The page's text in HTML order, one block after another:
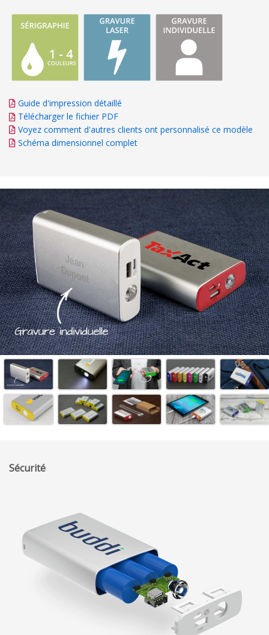
Guide d'impression détaillé
Télécharger le fichier PDF
Voyez comment d'autres clients ont personnalisé ce modèle
Schéma dimensionnel complet
Sécurité